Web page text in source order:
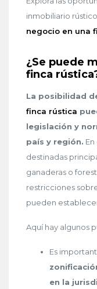
inmobiliario
negocio en una
¿Se puede
finca
La posibilidad
finca rústica
legislación y
país y región.
destinadas
ganaderas o
restricciones
pueden
Aquí hay algunos
Es
en la